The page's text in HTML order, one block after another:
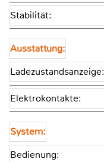
Stabilität:
Ausstattung:
Ladezustandsanzeige:
Elektrokontakte:
System:
Bedienung: